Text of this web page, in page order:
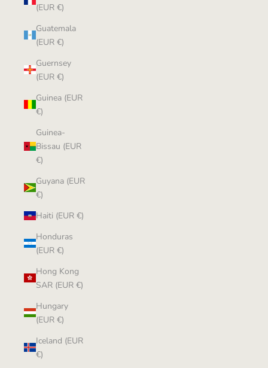
(EUR €)
Guatemala
(EUR €)
Guernsey
(EUR €)
Guinea (EUR
€)
Guinea-
Bissau (EUR
€)
Guyana (EUR
€)
Haiti (EUR €)
Honduras
(EUR €)
Hong Kong
SAR (EUR €)
Hungary
(EUR €)
Iceland (EUR
€)